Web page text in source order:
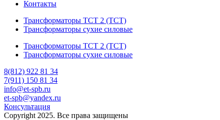
Контакты
Трансформаторы ТСТ 2 (ТСТ)
Трансформаторы сухие силовые
Трансформаторы ТСТ 2 (ТСТ)
Трансформаторы сухие силовые
8(812) 922 81 34
7(911) 150 81 34
info@et-spb.ru
et-spb@yandex.ru
Консультация
Copyright 2025. Все права защищены